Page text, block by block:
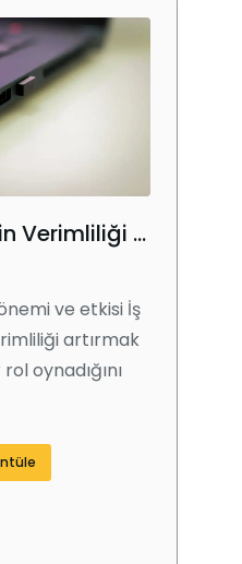
İş Emirlerinin Verimliliği Nasıl Artırır?
ve etkisi İş
artırmak
oynadığını